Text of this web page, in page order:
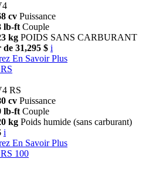
cv Puissance
lb-ft Couple
kg POIDS SANS CARBURANT
31,295 $ i
En Savoir Plus
RS
cv Puissance
lb-ft Couple
kg Poids humide (sans carburant)
i
En Savoir Plus
100